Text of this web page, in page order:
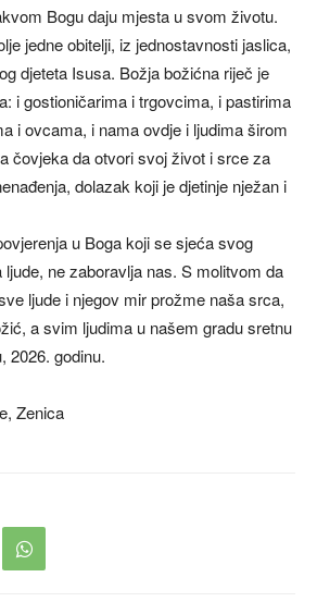
Bogu daju mjesta u svom životu.
jedne obitelji, iz jednostavnosti jaslica,
djeteta Isusa. Božja božićna riječ je
i gostioničarima i trgovcima, i pastirima
i ovcama, i nama ovdje i ljudima širom
čovjeka da otvori svoj život i srce za
dolazak koji je djetinje nježan i
u Boga koji se sjeća svog
ne zaboravlja nas. S molitvom da
ljude i njegov mir prožme naša srca,
a svim ljudima u našem gradu sretnu
2026. godinu.
Zenica